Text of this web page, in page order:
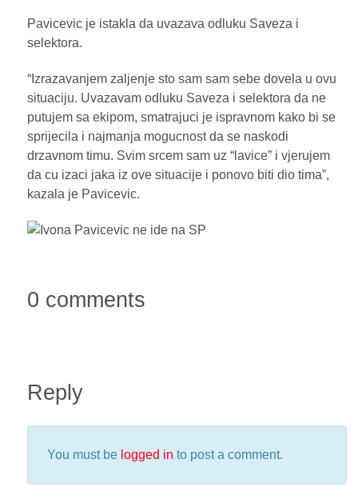
Pavicevic je istakla da uvazava odluku Saveza i
selektora.
“Izrazavanjem zaljenje sto sam sam sebe dovela u ovu
situaciju. Uvazavam odluku Saveza i selektora da ne
putujem sa ekipom, smatrajuci je ispravnom kako bi se
sprijecila i najmanja mogucnost da se naskodi
drzavnom timu. Svim srcem sam uz “lavice” i vjerujem
da cu izaci jaka iz ove situacije i ponovo biti dio tima”,
kazala je Pavicevic.
0 comments
Reply
You must be logged in to post a comment.